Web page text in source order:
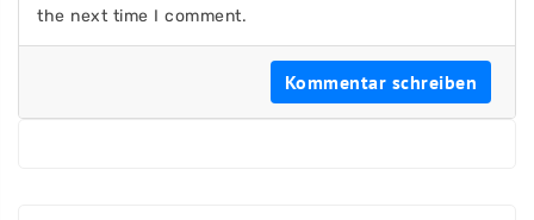
the next time I comment.